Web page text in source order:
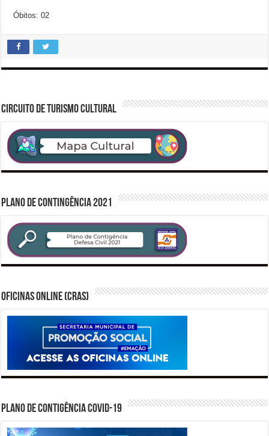
Óbitos: 02
CIRCUITO DE TURISMO CULTURAL
PLANO DE CONTINGÊNCIA 2021
Oficinas Online (CRAS)
PLANO DE CONTIGÊNCIA COVID-19